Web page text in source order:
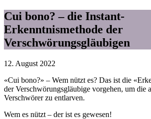
Cui bono? – die Instant-
Erkenntnismethode der
Verschwörungsgläubigen
12. August 2022
«Cui bono?» – Wem nützt es? Das ist die
der Verschwörungsgläubige vorgehen, um die
Verschwörer zu entlarven.
Wem es nützt – der ist es gewesen!